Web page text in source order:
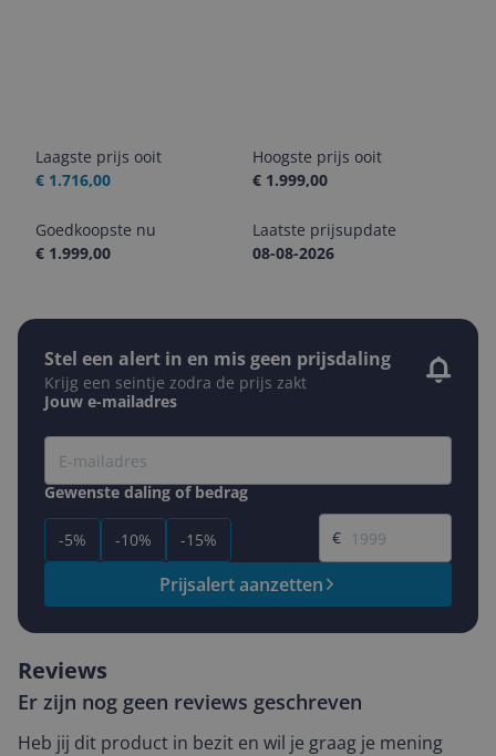
Laagste prijs ooit
€ 1.716,00
Hoogste prijs ooit
€ 1.999,00
Goedkoopste nu
€ 1.999,00
Laatste prijsupdate
08-08-2026
Stel een alert in en mis geen prijsdaling
Krijg een seintje zodra de prijs zakt
Jouw e-mailadres
Gewenste daling of bedrag
-5% -10% -15%
Gewenste prijs
€
Prijsalert aanzetten
Reviews
Er zijn nog geen reviews geschreven
Heb jij dit product in bezit en wil je graag je mening